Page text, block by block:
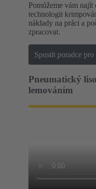
Pomůžeme vám
technologii
náklady na práci a
zpracovat.
Spustit poradce
Pneumatický
lemováním